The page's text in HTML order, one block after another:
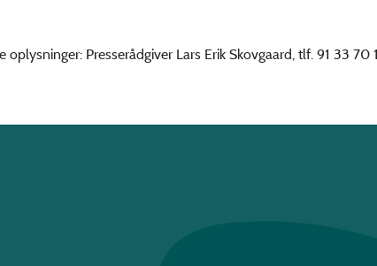
oplysninger: Presserådgiver Lars Erik Skovgaard, tlf. 91 33 70